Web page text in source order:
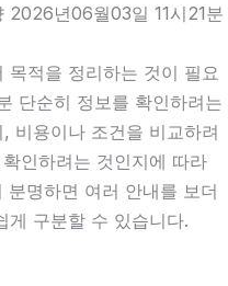
2026년06월03일 11시21분
목적을 정리하는 것이 필요
단순히 정보를 확인하려는
비용이나 조건을 비교하려
인하려는 것인지에 따라
명하면 여러 안내를 보더
게 구분할 수 있습니다.